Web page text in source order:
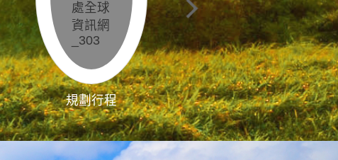
規劃行程 影像直播